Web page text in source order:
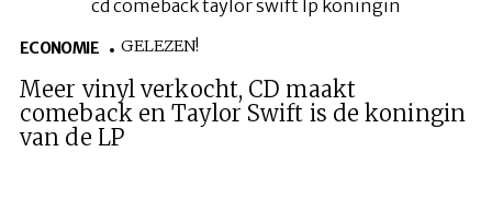
ECONOMIE GELEZEN!
Meer vinyl verkocht, CD maakt
comeback en Taylor Swift is de koningin
van de LP